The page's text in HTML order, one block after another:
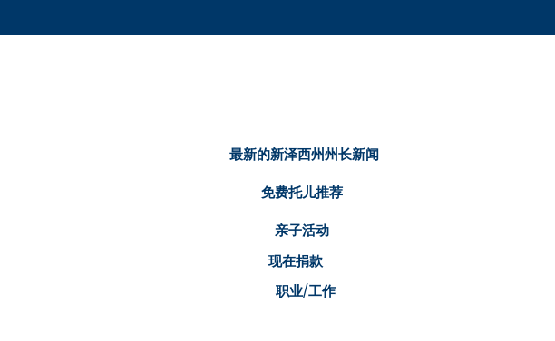
最新的新泽西州州长新闻
免费托儿推荐
亲子活动
现在捐款
职业/工作